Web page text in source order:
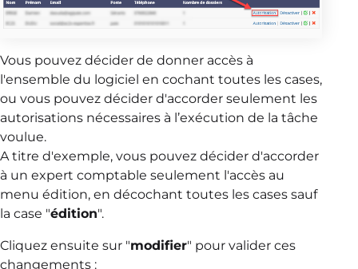
Vous pouvez décider de donner accès à
l'ensemble du logiciel en cochant toutes les cases,
ou vous pouvez décider d'accorder seulement les
autorisations nécessaires à l’exécution de la tâche
voulue.
A titre d'exemple, vous pouvez décider d'accorder
à un expert comptable seulement l'accès au
menu édition, en décochant toutes les cases sauf
la case "édition".
Cliquez ensuite sur "modifier" pour valider ces
changements :